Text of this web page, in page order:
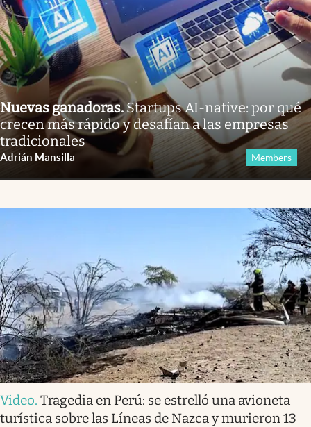
Nuevas ganadoras.Startups AI-native: por qué
crecen más rápido y desafían a las empresas
tradicionales
Adrián Mansilla Members
Video. Tragedia en Perú: se estrelló una avioneta
turística sobre las Líneas de Nazca y murieron 13